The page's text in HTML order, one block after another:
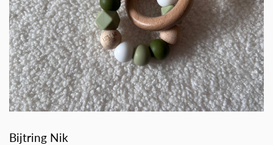
Bijtring Nik